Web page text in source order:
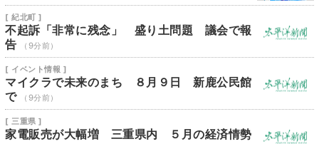
[ 紀北町 ]
不起訴「非常に残念」 盛り土問題 議会で報
告
（9分前）
[ イベント情報 ]
マイクラで未来のまち ８月９日 新鹿公民館
で
（9分前）
[ 三重県 ]
家電販売が大幅増 三重県内 ５月の経済情勢